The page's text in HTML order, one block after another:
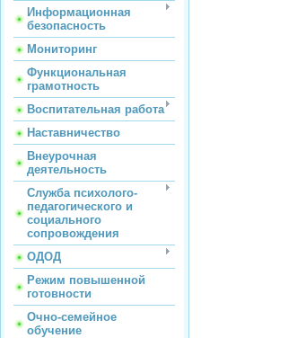
Информационная
безопасность
Мониторинг
Функциональная
грамотность
Воспитательная работа
Наставничество
Внеурочная
деятельность
Служба психолого-
педагогического и
социального
сопровождения
ОДОД
Режим повышенной
готовности
Очно-семейное
обучение